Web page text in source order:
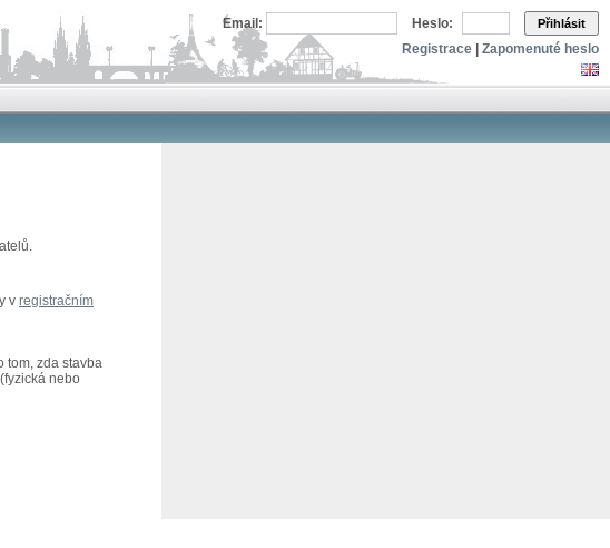
Email: Heslo: Přihlásit
Registrace Zapomenuté heslo
v registračním
tom, zda stavba
nebo